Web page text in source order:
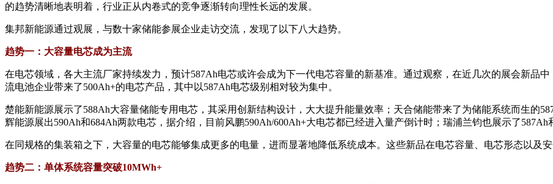
的趋势清晰地表明着，行业正从内卷式的竞争逐渐转向理性长远的发展。
集邦新能源通过观展，与数十家储能参展企业走访交流，发现了以下八大趋势。
趋势一：大容量电芯成为主流
在电芯领域，各大主流厂家持续发力，预计587Ah电芯或许会成为下一代电芯容量的新基准。通过观察，在近几次的展会新品
流电池企业带来了500Ah+的电芯产品，其中以587Ah电芯级别相对较为集中。
楚能新能源展示了588Ah大容量储能专用电芯，其采用创新结构设计，大大提升能量效率；天合储能带来了为储能系统而生的
辉能源展出590Ah和684Ah两款电芯，据介绍，目前风鹏590Ah/600Ah+大电芯都已经进入量产倒计时；瑞浦兰钧也展示了
在同规格的集装箱之下，大容量的电芯能够集成更多的电量，进而显著地降低系统成本。这些新品在电芯容量、电芯形态以及
趋势二：单体系统容量突破10MWh+